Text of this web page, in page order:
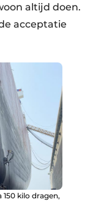
altijd doen.
acceptatie
kilo dragen,